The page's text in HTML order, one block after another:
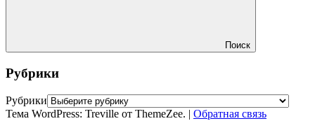
Поиск
Рубрики
Рубрики
Тема WordPress: Treville от ThemeZee. | Обратная связь